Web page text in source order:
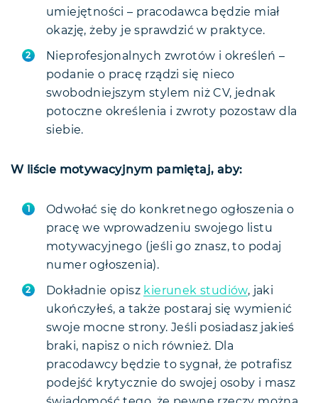
umiejętności – pracodawca będzie miał
okazję, żeby je sprawdzić w praktyce.
Nieprofesjonalnych zwrotów i określeń –
podanie o pracę rządzi się nieco
swobodniejszym stylem niż CV, jednak
potoczne określenia i zwroty pozostaw dla
siebie.
W liście motywacyjnym pamiętaj, aby:
Odwołać się do konkretnego ogłoszenia o
pracę we wprowadzeniu swojego listu
motywacyjnego (jeśli go znasz, to podaj
numer ogłoszenia).
Dokładnie opisz kierunek studiów, jaki
ukończyłeś, a także postaraj się wymienić
swoje mocne strony. Jeśli posiadasz jakieś
braki, napisz o nich również. Dla
pracodawcy będzie to sygnał, że potrafisz
podejść krytycznie do swojej osoby i masz